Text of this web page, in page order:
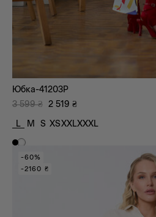
Юбка-41203P
3 599 ₴ 2 519 ₴
L
M S XSXXLXXXL
-60%
-2160 ₴